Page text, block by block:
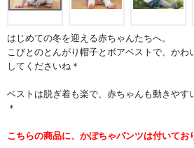
はじめての冬を迎える赤ちゃんたちへ。
こびとのとんがり帽子とボアベストで、かわ
してくださいね＊
ベストは脱ぎ着も楽で、赤ちゃんも動きやす
＊
こちらの商品に、かぼちゃパンツは付いてお